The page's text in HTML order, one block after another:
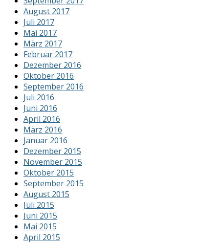
August 2017
Juli 2017
Mai 2017
März 2017
Februar 2017
Dezember 2016
Oktober 2016
September 2016
Juli 2016
Juni 2016
April 2016
März 2016
Januar 2016
Dezember 2015
November 2015
Oktober 2015
September 2015
August 2015
Juli 2015
Juni 2015
Mai 2015
April 2015